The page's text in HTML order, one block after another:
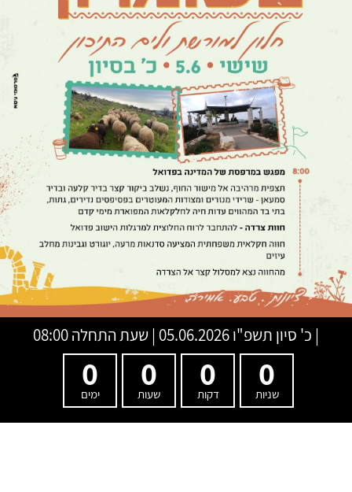
| כ' סיון תשפ"ו05.06.2026 | שעת התחלה 08:00
0
שניות
0
דקות
0
שעות
0
ימים